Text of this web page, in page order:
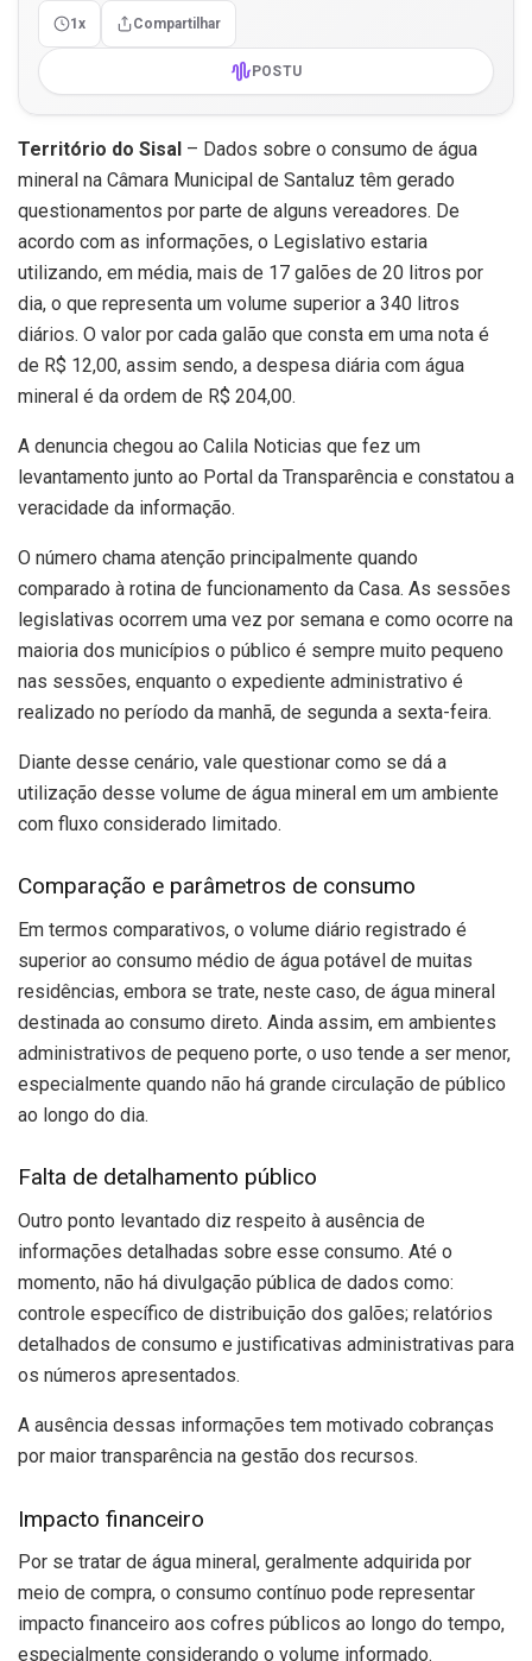
1x Compartilhar
POSTU
Território do Sisal – Dados sobre o consumo de água
mineral na Câmara Municipal de Santaluz têm gerado
questionamentos por parte de alguns vereadores. De
acordo com as informações, o Legislativo estaria
utilizando, em média, mais de 17 galões de 20 litros por
dia, o que representa um volume superior a 340 litros
diários. O valor por cada galão que consta em uma nota é
de R$ 12,00, assim sendo, a despesa diária com água
mineral é da ordem de R$ 204,00.
A denuncia chegou ao Calila Noticias que fez um
levantamento junto ao Portal da Transparência e constatou a
veracidade da informação.
O número chama atenção principalmente quando
comparado à rotina de funcionamento da Casa. As sessões
legislativas ocorrem uma vez por semana e como ocorre na
maioria dos municípios o público é sempre muito pequeno
nas sessões, enquanto o expediente administrativo é
realizado no período da manhã, de segunda a sexta-feira.
Diante desse cenário, vale questionar como se dá a
utilização desse volume de água mineral em um ambiente
com fluxo considerado limitado.
Comparação e parâmetros de consumo
Em termos comparativos, o volume diário registrado é
superior ao consumo médio de água potável de muitas
residências, embora se trate, neste caso, de água mineral
destinada ao consumo direto. Ainda assim, em ambientes
administrativos de pequeno porte, o uso tende a ser menor,
especialmente quando não há grande circulação de público
ao longo do dia.
Falta de detalhamento público
Outro ponto levantado diz respeito à ausência de
informações detalhadas sobre esse consumo. Até o
momento, não há divulgação pública de dados como:
controle específico de distribuição dos galões; relatórios
detalhados de consumo e justificativas administrativas para
os números apresentados.
A ausência dessas informações tem motivado cobranças
por maior transparência na gestão dos recursos.
Impacto financeiro
Por se tratar de água mineral, geralmente adquirida por
meio de compra, o consumo contínuo pode representar
impacto financeiro aos cofres públicos ao longo do tempo,
especialmente considerando o volume informado.